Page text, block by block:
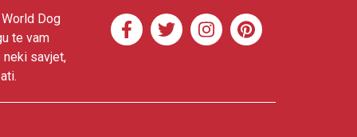
Dog
te vam
savjet,